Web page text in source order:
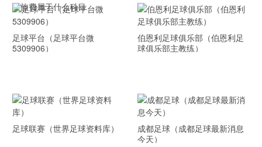
差旅费属于什么科目
足球平台（足球平台微
5309906）
伯恩利足球俱乐部（伯恩利足
球俱乐部主教练）
足球联赛（世界足球资料库）
成都足球（成都足球最新消息
今天）